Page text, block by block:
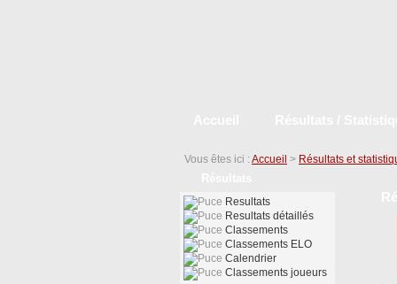
Vous êtes ici : Accueil > Résultats et
Resultats
Resultats détaillés
Classements
Classements ELO
Calendrier
Classements joueurs